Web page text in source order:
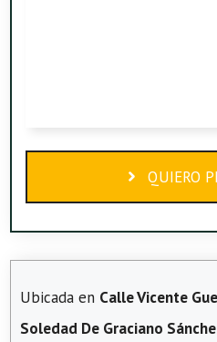
QUIERO
Ubicada en Calle Vicente
Soledad De Graciano